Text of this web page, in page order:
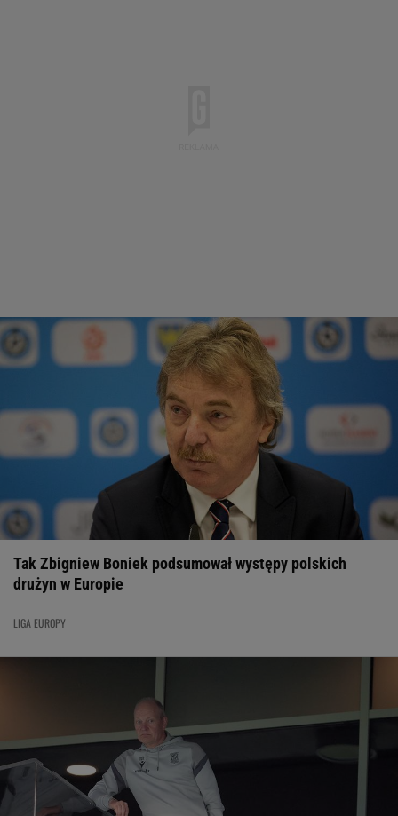
Tak Zbigniew Boniek podsumował występy polskich
drużyn w Europie
LIGA EUROPY